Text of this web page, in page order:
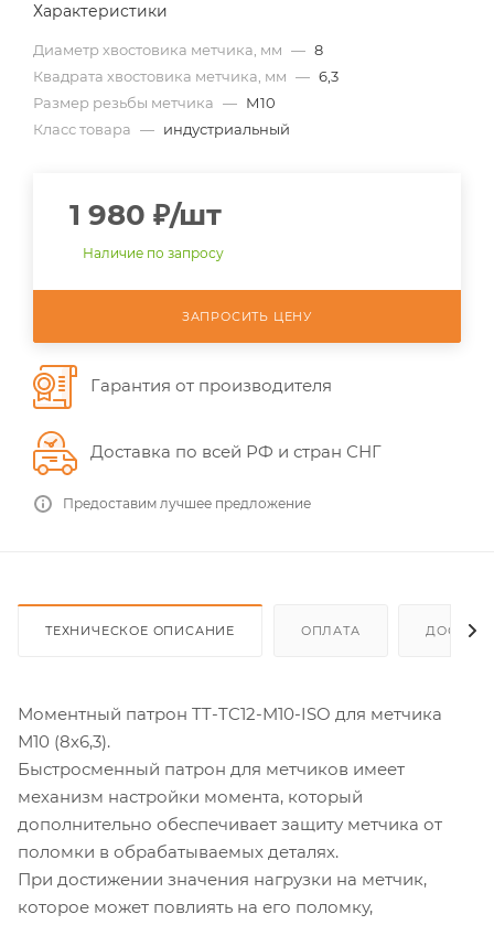
Характеристики
Диаметр хвостовика метчика, мм — 8
Квадрата хвостовика метчика, мм — 6,3
Размер резьбы метчика — М10
Класс товара — индустриальный
1 980 ₽/шт
Наличие по запросу
ЗАПРОСИТЬ ЦЕНУ
Гарантия от производителя
Доставка по всей РФ и стран СНГ
Предоставим лучшее предложение
ТЕХНИЧЕСКОЕ ОПИСАНИЕ ОПЛАТА
Моментный патрон TT-TC12-M10-ISO для метчика
М10 (8х6,3).
Быстросменный патрон для метчиков имеет
механизм настройки момента, который
дополнительно обеспечивает защиту метчика от
поломки в обрабатываемых деталях.
При достижении значения нагрузки на метчик,
которое может повлиять на его поломку,